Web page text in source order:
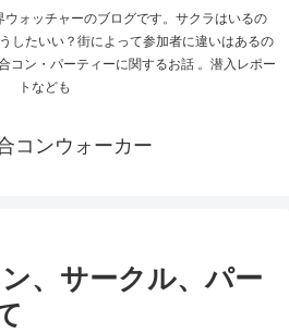
ォッチャーのブログです。サクラはいるの
したいい？街によって参加者に違いはあるの
コン・パーティーに関するお話 。潜入レポー
トなども
コンウォーカー
、サークル、パー